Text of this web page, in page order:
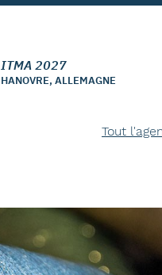
ITMA 2027
HANOVRE, ALLEMAGNE
Tout